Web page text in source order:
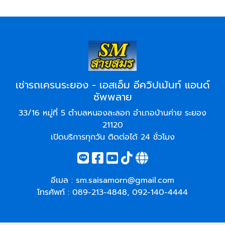
เช่ารถเครนระยอง - เอสเอ็ม อีควิปเม้นท์ แอนด์
ซัพพลาย
33/16 หมู่ที่ 5 ตำบลหนองละลอก อำเภอบ้านค่าย ระยอง
21120
เปิดบริการทุกวัน ติดต่อได้ 24 ชั่วโมง
อีเมล : sm.saisamorn@gmail.com
โทรศัพท์ : 089-213-4848, 092-140-4444